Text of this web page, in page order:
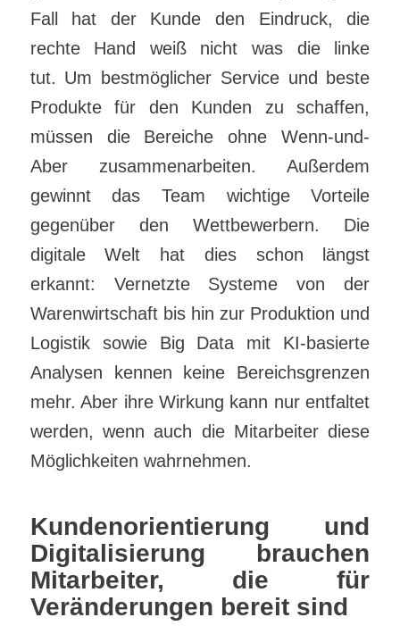
Fall hat der Kunde den Eindruck, die
rechte Hand weiß nicht was die linke
tut. Um bestmöglicher Service und beste
Produkte für den Kunden zu schaffen,
müssen die Bereiche ohne Wenn-und-
Aber zusammenarbeiten. Außerdem
gewinnt das Team wichtige Vorteile
gegenüber den Wettbewerbern. Die
digitale Welt hat dies schon längst
erkannt: Vernetzte Systeme von der
Warenwirtschaft bis hin zur Produktion und
Logistik sowie Big Data mit KI-basierte
Analysen kennen keine Bereichsgrenzen
mehr. Aber ihre Wirkung kann nur entfaltet
werden, wenn auch die Mitarbeiter diese
Möglichkeiten wahrnehmen.
Kundenorientierung und
Digitalisierung brauchen
Mitarbeiter, die für
Veränderungen bereit sind